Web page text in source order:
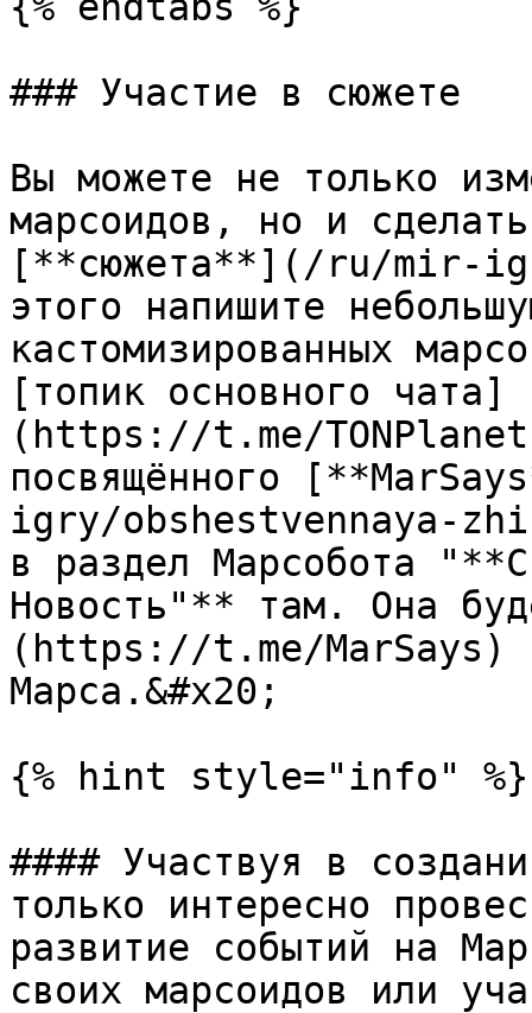
### Участие в сюжете
Вы можете не только
марсоидов, но и
[**сюжета**](/ru/mir-
этого напишите
кастомизированных
[топик основного чата]
(https://t.me/
посвящённого
igry/obshestvennaya-
в раздел Марсобота
Новость"** там. Она
(https://t.me/MarSays) -
Марса.&#x20;
{% hint style="info" %}
#### Участвуя в
только интересно
развитие событий на
своих марсоидов или